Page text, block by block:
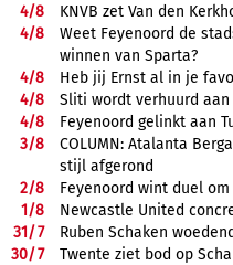
4/8
KNVB zet Van den
4/8
Weet Feyenoord de
winnen van Sparta?
4/8
Heb jij Ernst al in je
4/8
Sliti wordt verhuurd aan
4/8
Feyenoord gelinkt aan
3/8
COLUMN: Atalanta
stijl afgerond
2/8
Feyenoord wint duel
1/8
Newcastle United
31/7
Ruben Schaken
30/7
Twente ziet bod op